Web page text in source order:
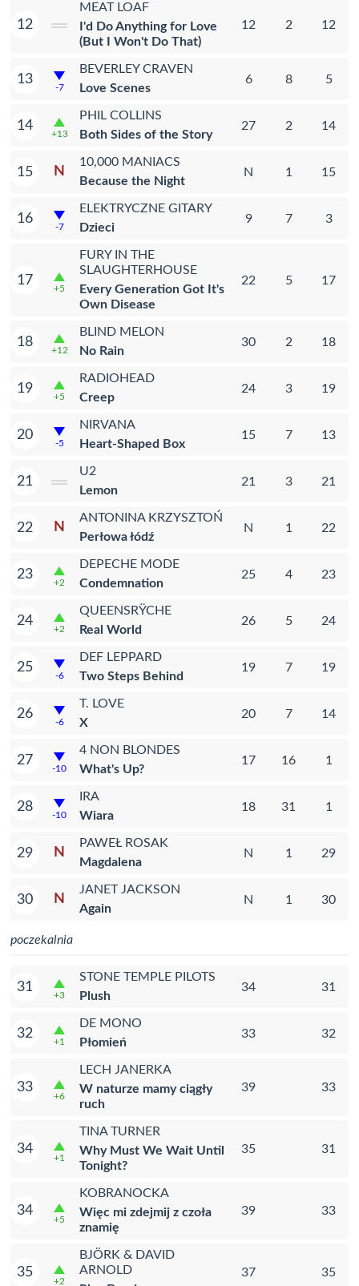
12
MEAT LOAF
I'd Do Anything for Love
(But I Won't Do That)
12 2 12
13
-7
BEVERLEY CRAVEN
Love Scenes
6 8 5
14
+13
PHIL COLLINS
Both Sides of the Story
27 2 14
15 N
10,000 MANIACS
Because the Night
N 1 15
16
-7
ELEKTRYCZNE GITARY
Dzieci
9 7 3
17
+5
FURY IN THE
SLAUGHTERHOUSE
Every Generation Got It's
Own Disease
22 5 17
18
+12
BLIND MELON
No Rain
30 2 18
19
+5
RADIOHEAD
Creep
24 3 19
20
-5
NIRVANA
Heart-Shaped Box
15 7 13
21
U2
Lemon
21 3 21
22 N
ANTONINA KRZYSZTOŃ
Perłowa łódź
N 1 22
23
+2
DEPECHE MODE
Condemnation
25 4 23
24
+2
QUEENSRŸCHE
Real World
26 5 24
25
-6
DEF LEPPARD
Two Steps Behind
19 7 19
26
-6
T. LOVE
X
20 7 14
27
-10
4 NON BLONDES
What's Up?
17 16 1
28
-10
IRA
Wiara
18 31 1
29 N
PAWEŁ ROSAK
Magdalena
N 1 29
30 N
JANET JACKSON
Again
N 1 30
poczekalnia
31
+3
STONE TEMPLE PILOTS
Plush
34 31
32
+1
DE MONO
Płomień
33 32
33
+6
LECH JANERKA
W naturze mamy ciągły
ruch
39 33
34
+1
TINA TURNER
Why Must We Wait Until
Tonight?
35 31
34
+5
KOBRANOCKA
Więc mi zdejmij z czoła
znamię
39 33
35
+2
BJÖRK & DAVID
ARNOLD
37 35